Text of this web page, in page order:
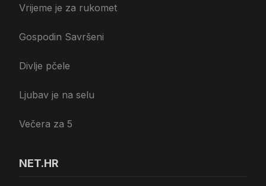
Vrijeme je za rukomet
Gospodin Savršeni
Divlje pčele
Ljubav je na selu
Večera za 5
NET.HR